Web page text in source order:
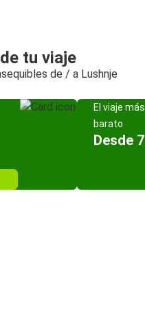
tu viaje
de / a Lushnje
El viaje más
barato
Desde